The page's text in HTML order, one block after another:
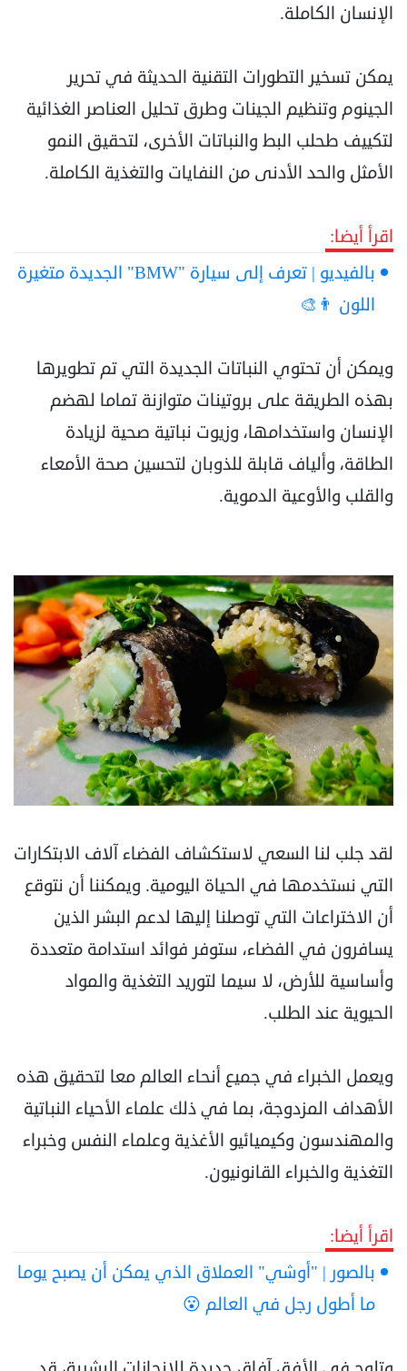
الإنسان الكاملة.‏
يمكن تسخير التطورات التقنية الحديثة في تحرير
الجينوم وتنظيم الجينات وطرق تحليل العناصر الغذائية
‏لتكييف طحلب البط والنباتات الأخرى، لتحقيق النمو
الأمثل والحد الأدنى من النفايات والتغذية الكاملة.‏
اقرأ أيضا:
بالفيديو | تعرف إلى سيارة "BMW" الجديدة متغيرة
اللون 👨‍🎨
ويمكن أن تحتوي النباتات الجديدة التي تم تطويرها
بهذه الطريقة على بروتينات متوازنة تماما لهضم
‏الإنسان واستخدامها، وزيوت نباتية صحية لزيادة
الطاقة، وألياف قابلة للذوبان لتحسين صحة الأمعاء
‏والقلب والأوعية الدموية.‏
لقد جلب لنا السعي لاستكشاف الفضاء آلاف الابتكارات
التي نستخدمها في الحياة اليومية. ويمكننا أن نتوقع
‏أن الاختراعات التي توصلنا إليها لدعم البشر الذين
يسافرون في الفضاء، ستوفر فوائد استدامة متعددة
‏وأساسية للأرض، لا سيما لتوريد التغذية والمواد
الحيوية عند الطلب.
ويعمل الخبراء في جميع أنحاء العالم ‏معا لتحقيق هذه
الأهداف المزدوجة، بما في ذلك علماء الأحياء النباتية
والمهندسون وكيميائيو الأغذية ‏وعلماء النفس وخبراء
التغذية والخبراء القانونيون.‏
اقرأ أيضا:
بالصور | "أوشي" العملاق الذي يمكن أن يصبح يوما
ما أطول رجل في العالم 😮